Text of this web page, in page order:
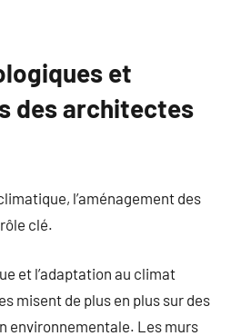
et
des architectes
l’aménagement des
clé.
et l’adaptation au climat
misent de plus en plus sur des
environnementale. Les murs